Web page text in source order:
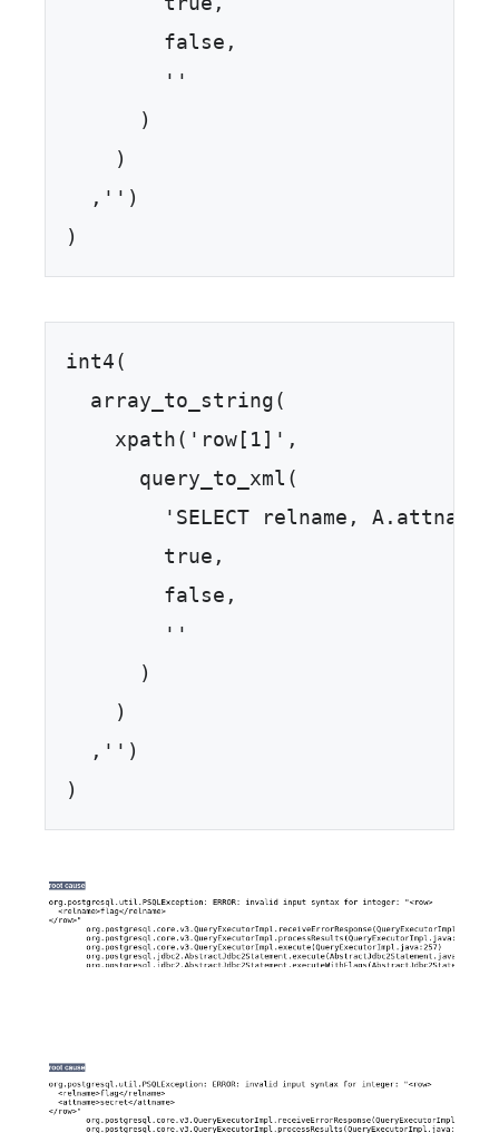
        false,
        ''
      )
    )
  ,'')
)
int4(
  array_to_string(
    xpath('row[1]',
      query_to_xml(
'SELECT relname, A.attname
        true,
        false,
        ''
      )
    )
  ,'')
)